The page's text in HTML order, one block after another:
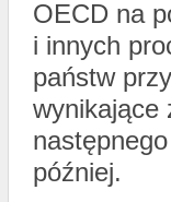
OECD na
i innych
państw
wynikające
później.